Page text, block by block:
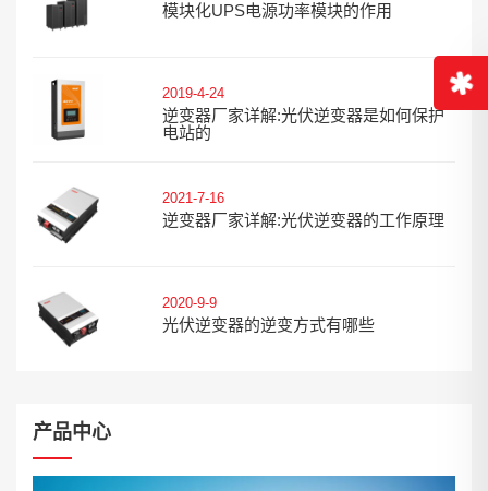
模块化UPS电源功率模块的作用
2019-4-24
逆变器厂家详解:光伏逆变器是如何保护
电站的
2021-7-16
逆变器厂家详解:光伏逆变器的工作原理
2020-9-9
光伏逆变器的逆变方式有哪些
产品中心